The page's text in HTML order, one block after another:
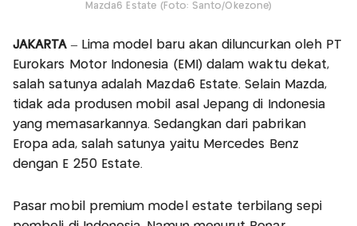
Mazda6 Estate (Foto: Santo/Okezone)
JAKARTA– Lima model baru akan diluncurkan oleh PT
Eurokars Motor Indonesia (EMI) dalam waktu dekat,
salah satunya adalah Mazda6 Estate. Selain Mazda,
tidak ada produsen mobil asal Jepang di Indonesia
yang memasarkannya. Sedangkan dari pabrikan
Eropa ada, salah satunya yaitu Mercedes Benz
dengan E 250 Estate.
Pasar mobil premium model estate terbilang sepi